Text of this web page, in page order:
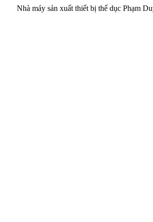
Nhà máy sản xuất thiết bị thể dục Phạm Duy